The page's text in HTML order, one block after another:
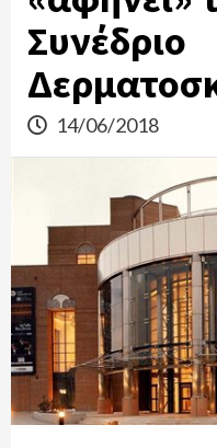
Συνέδριο
14/06/2018